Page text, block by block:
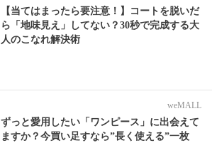
【当てはまったら要注意！】コートを脱いだ
ら「地味見え」してない？30秒で完成する大
人のこなれ解決術
weMALL
ずっと愛用したい「ワンピース」に出会えて
ますか？今買い足すなら”長く使える”一枚